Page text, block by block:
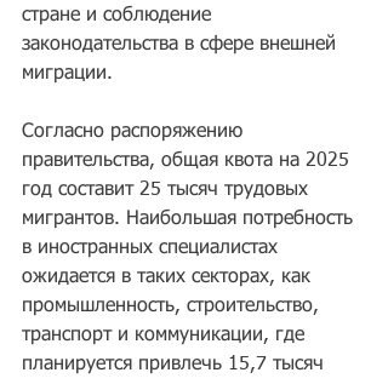
стране и соблюдение
законодательства в сфере внешней
миграции.
Согласно распоряжению
правительства, общая квота на 2025
год составит 25 тысяч трудовых
мигрантов. Наибольшая потребность
в иностранных специалистах
ожидается в таких секторах, как
промышленность, строительство,
транспорт и коммуникации, где
планируется привлечь 15,7 тысяч